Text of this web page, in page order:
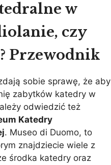
w
czy
Przewodnik
sobie sprawę, że aby
zabytków katedry w
odwiedzić też
Katedry
. Museo di Duomo, to
znajdziecie wiele z
środka katedry oraz